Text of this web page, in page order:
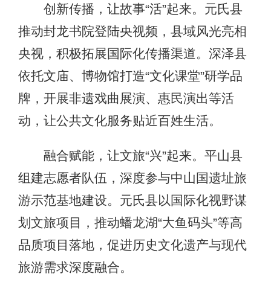
创新传播，让故事“活”起来。元氏县
推动封龙书院登陆央视频，县域风光亮相
央视，积极拓展国际化传播渠道。深泽县
依托文庙、博物馆打造“文化课堂”研学品
牌，开展非遗戏曲展演、惠民演出等活
动，让公共文化服务贴近百姓生活。
融合赋能，让文旅“兴”起来。平山县
组建志愿者队伍，深度参与中山国遗址旅
游示范基地建设。元氏县以国际化视野谋
划文旅项目，推动蟠龙湖“大鱼码头”等高
品质项目落地，促进历史文化遗产与现代
旅游需求深度融合。